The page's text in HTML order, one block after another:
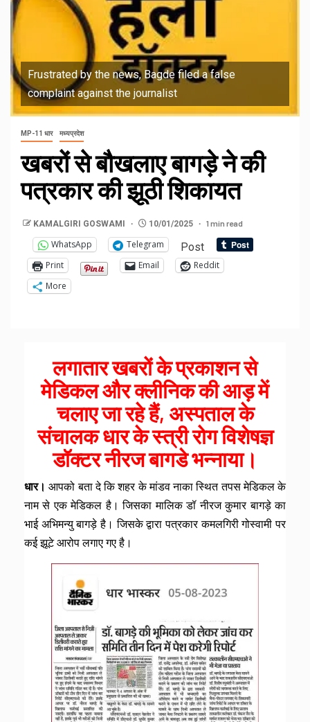
Frustrated by the news, Bagde filed a false
complaint against the journalist
MP-11 धार मध्यप्रदेश
खबरों से बौखलाए बागड़े ने की
पत्रकार की झूठी शिकायत
KAMALGIRI GOSWAMI 10/01/2025 1 min read
WhatsApp Telegram Post
Print Email
Reddit
More
लगातार खबरों के प्रकाशन से
मेडिकल और क्लीनिक की आड़ में
चलाए जा रहे हैं, अस्पताल के
संचालक धार के स्त्री रोग विशेषज्ञ
डॉक्टर नीरज बागडे भन्नाया।
धार। आपको बता दे कि शहर के मांडव नाका स्थित तपस मेडिकल के
नाम से एक मेडिकल है। जिसका मालिक डॉ नीरज कुमार बागड़े का
भाई अभिमन्यु बागड़े है। जिसके द्वारा पत्रकार कमलगिरी गोस्वामी पर
कई झूटे आरोप लगाए गए है।